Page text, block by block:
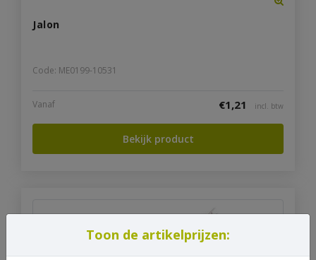
Jalon
Code: ME0199-10531
Vanaf €1,21 incl. btw
Bekijk product
Toon de artikelprijzen: